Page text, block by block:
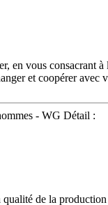
en vous consacrant
et coopérer
- WG Détail :
de la